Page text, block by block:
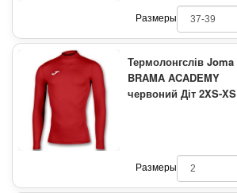
Размеры
Термолонгслів Joma
BRAMA ACADEMY
червоний Діт 2XS-XS
Размеры